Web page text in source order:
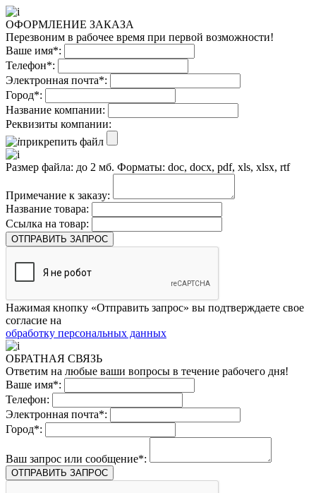
ОФОРМЛЕНИЕ ЗАКАЗА
Перезвоним в рабочее время при первой возможности!
Ваше имя*:
Телефон*:
Электронная почта*:
Город*:
Название компании:
Реквизиты компании:
прикрепить файл
Размер файла: до 2 мб. Форматы: doc, docx, pdf, xls, xlsx, rtf
Примечание к заказу:
Название товара:
Ссылка на товар:
ОТПРАВИТЬ ЗАПРОС
Нажимая кнопку «Отправить запрос» вы подтверждаете свое
согласие на
обработку персональных данных
ОБРАТНАЯ СВЯЗЬ
Ответим на любые ваши вопросы в течение рабочего дня!
Ваше имя*:
Телефон:
Электронная почта*:
Город*:
Ваш запрос или сообщение*:
ОТПРАВИТЬ ЗАПРОС